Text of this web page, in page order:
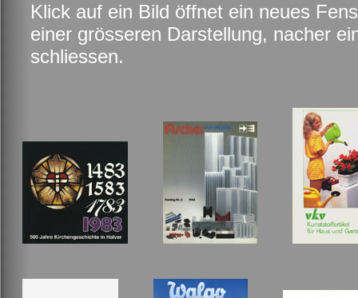
Klick auf ein Bild öffnet ein neues
einer grösseren Darstellung, nacher
schliessen.